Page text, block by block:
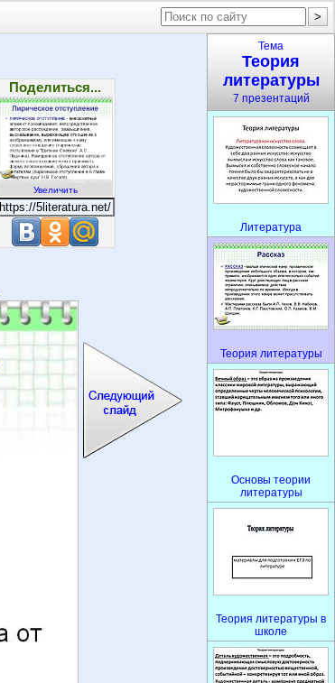
Поделиться...
Увеличить
Тема
Теория
литературы
7 презентаций
Литература
Теория литературы
Основы теории
литературы
Теория литературы в
школе